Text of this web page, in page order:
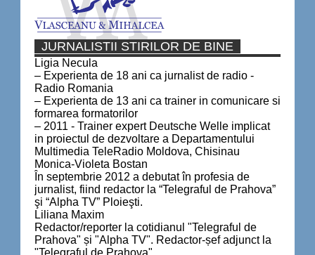
JURNALISTII STIRILOR DE BINE
Ligia Necula
– Experienta de 18 ani ca jurnalist de radio -
Radio Romania
– Experienta de 13 ani ca trainer in comunicare si
formarea formatorilor
– 2011 - Trainer expert Deutsche Welle implicat
in proiectul de dezvoltare a Departamentului
Multimedia TeleRadio Moldova, Chisinau
Monica-Violeta Bostan
În septembrie 2012 a debutat în profesia de
jurnalist, fiind redactor la “Telegraful de Prahova”
şi “Alpha TV” Ploieşti.
Liliana Maxim
Redactor/reporter la cotidianul "Telegraful de
Prahova" și "Alpha TV". Redactor-șef adjunct la